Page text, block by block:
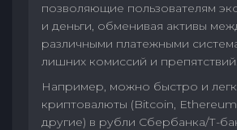
позволяющие пользователям
и деньги, обменивая активы
различными платежными
лишних комиссий и препятствий.
Например, можно быстро и
криптовалюты (Bitcoin,
другие) в рубли Сбербанка/Т-